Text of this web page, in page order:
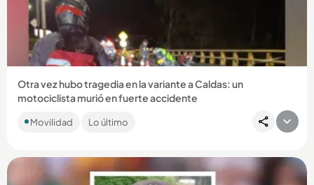
Otra vez hubo tragedia en la variante a Caldas: un
motociclista murió en fuerte accidente
colisionado con otro vehículo en jurisdicción de La Estrella. ...
Movilidad Lo último